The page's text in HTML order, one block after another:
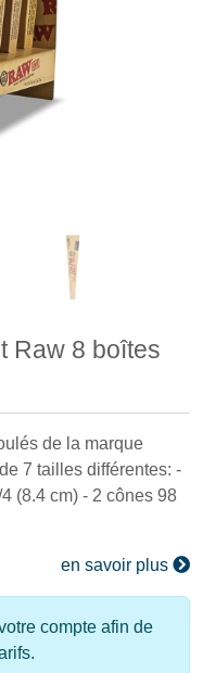
Raw 8 boîtes
de la marque
7 tailles différentes: -
(8.4 cm) - 2 cônes 98
en savoir plus
compte afin de